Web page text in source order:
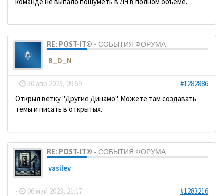
RE: POST-IT® - СОБЫТИЯ ФОРУМА
B_D_N
- 30 апр 2023, 09:59
#1282886
Открыл ветку "Другие Динамо". Можете там создавать
темы и писать в открытых.
RE: POST-IT® - СОБЫТИЯ ФОРУМА
vasilev
- 06 май 2023, 21:17
#1283216